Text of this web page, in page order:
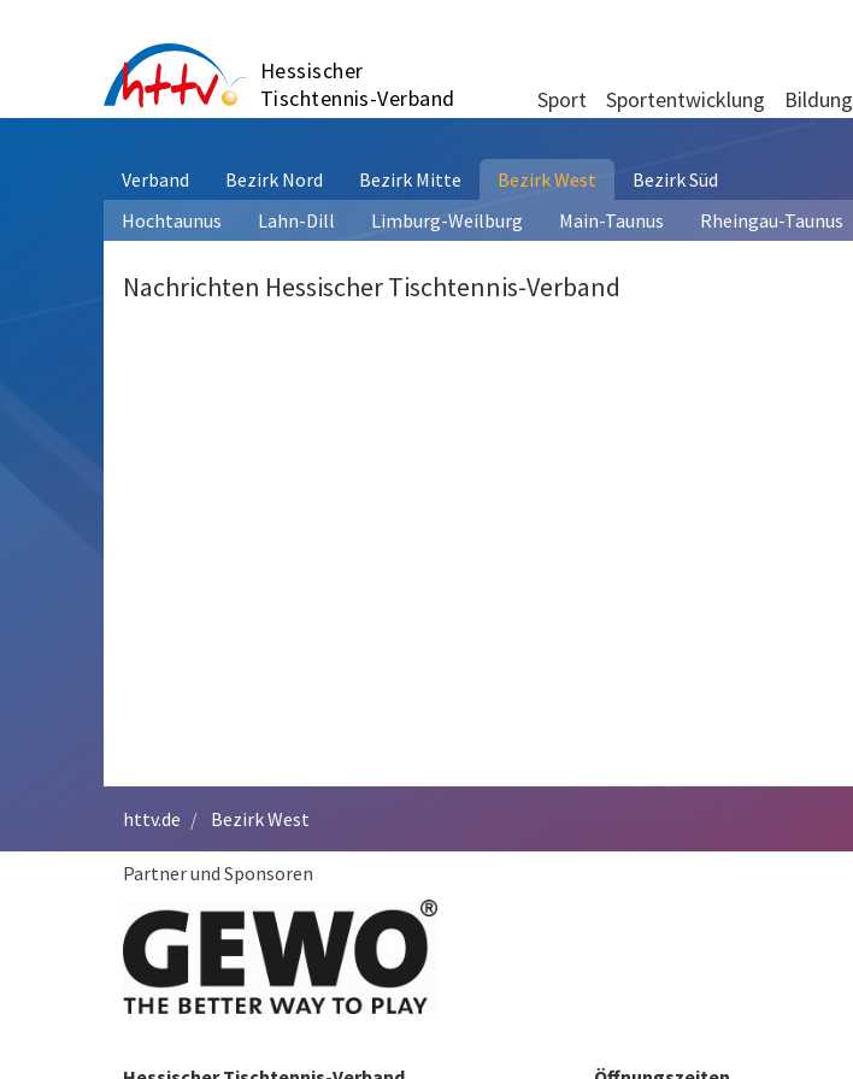
Hessischer
Tischtennis-Verband
Sport Sportentwicklung Bildung
Verband Bezirk Nord Bezirk Mitte Bezirk West
Bezirk Süd
Hochtaunus
Lahn-Dill Limburg-Weilburg Main-Taunus Rheingau-Taunus
Nachrichten Hessischer Tischtennis-Verband
httv.de Bezirk West
Partner und Sponsoren